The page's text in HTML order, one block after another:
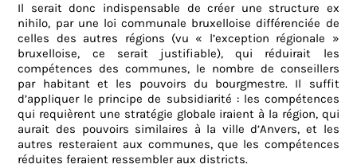
Il serait donc indispensable de créer une structure ex
nihilo, par une loi communale bruxelloise différenciée de
celles des autres régions (vu « l’exception régionale »
bruxelloise, ce serait justifiable), qui réduirait les
compétences des communes, le nombre de conseillers
par habitant et les pouvoirs du bourgmestre. Il suffit
d’appliquer le principe de subsidiarité : les compétences
qui requièrent une stratégie globale iraient à la région, qui
aurait des pouvoirs similaires à la ville d’Anvers, et les
autres resteraient aux communes, que les compétences
réduites feraient ressembler aux districts.